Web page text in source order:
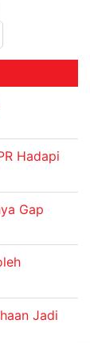
Hadapi
Gap
Jadi